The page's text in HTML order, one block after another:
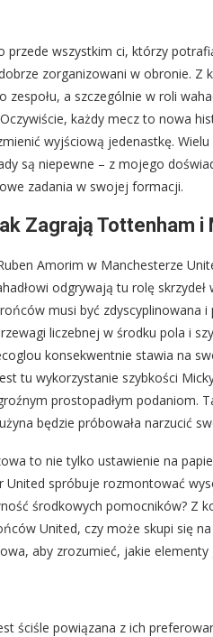
wszystkim ci, którzy
zorganizowani w obronie. Z
zespołu, a szczególnie w roli
każdy mecz to nowa
wyjściową jedenastkę.
są niepewne – z mojego
zadania w swojej formacji.
Zagrają Tottenham i
Amorim w Manchesterze
odgrywają tu rolę
musi być zdyscyplinowana
liczebnej w środku pola i
konsekwentnie stawia na
tu wykorzystanie szybkości
prostopadłym podaniom.
będzie próbowała narzucić
to nie tylko ustawienie na
United spróbuje rozmontować
środkowych pomocników? Z
United, czy może skupi się
aby zrozumieć, jakie
ściśle powiązana z ich